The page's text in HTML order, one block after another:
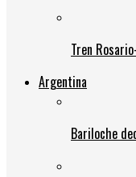
Tren
Argentina
Bariloche